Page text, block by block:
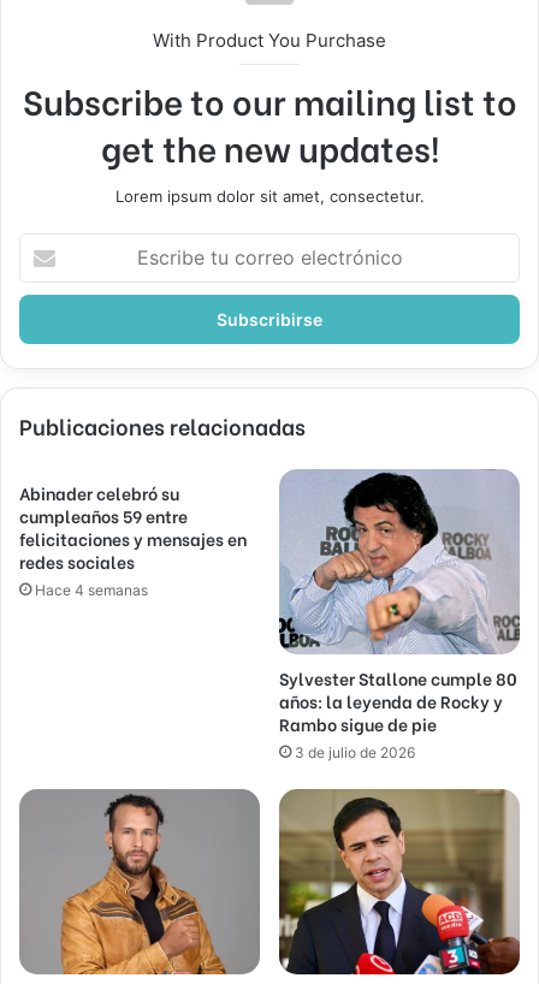
With Product You Purchase
Subscribe to our mailing list to
get the new updates!
Lorem ipsum dolor sit amet, consectetur.
correo
Publicaciones relacionadas
Abinader celebró su
cumpleaños 59 entre
felicitaciones y mensajes en
redes sociales
Hace 4 semanas
Sylvester Stallone cumple 80
años: la leyenda de Rocky y
Rambo sigue de pie
3 de julio de 2026